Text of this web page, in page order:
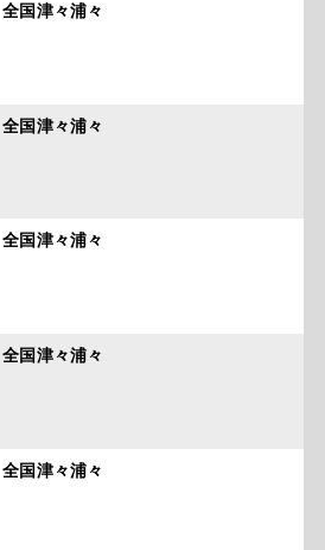
全国津々浦々
全国津々浦々
全国津々浦々
全国津々浦々
全国津々浦々